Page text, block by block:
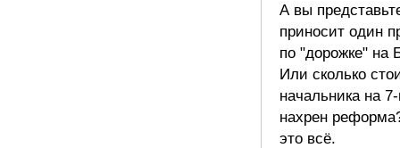
А вы
приносит один
по "дорожке" на
Или сколько
начальника на
нахрен
это всё.